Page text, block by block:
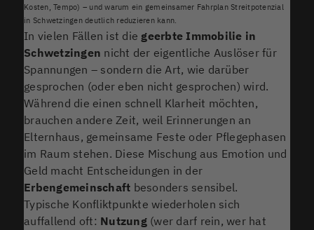
Kosten, Tempo) – und warum ein gemeinsamer Fahrplan Streitpotenzial
in Schwetzingen deutlich reduzieren kann.
In vielen Fällen ist die geerbte Immobilie in
Schwetzingen nicht der eigentliche Auslöser für
Spannungen – sondern die Art, wie darüber
gesprochen (oder eben nicht gesprochen) wird.
Während die einen schnell Klarheit möchten,
brauchen andere Zeit, weil Erinnerungen an
Elternhaus, gemeinsame Feste oder Pflegephasen
im Raum stehen. Diese Mischung aus Emotion und
Geld macht Entscheidungen in der
Erbengemeinschaft besonders sensibel.
Typische Konfliktpunkte wiederholen sich
auffallend oft: Nutzung(wer darf rein, wer hat